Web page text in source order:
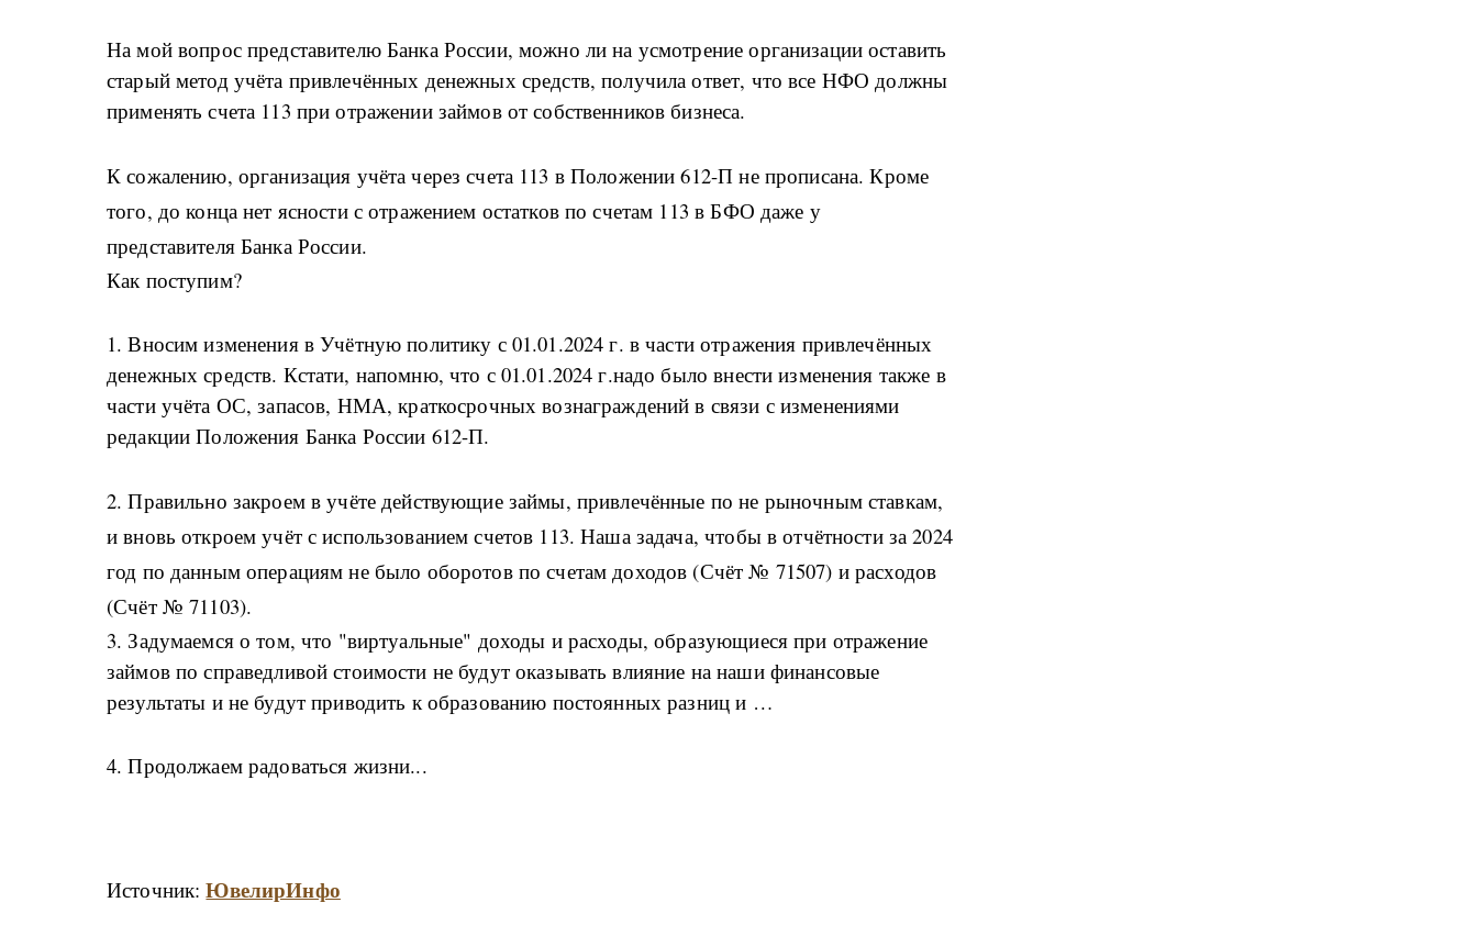
На мой вопрос представителю Банка России, можно ли на усмотрение организации оставить
старый метод учёта привлечённых денежных средств, получила ответ, что все НФО должны
применять счета 113 при отражении займов от собственников бизнеса.
К сожалению, организация учёта через счета 113 в Положении 612-П не прописана. Кроме
того, до конца нет ясности с отражением остатков по счетам 113 в БФО даже у
представителя Банка России.
Как поступим?
1. Вносим изменения в Учётную политику с 01.01.2024 г. в части отражения привлечённых
денежных средств. Кстати, напомню, что с 01.01.2024 г.надо было внести изменения также в
части учёта ОС, запасов, НМА, краткосрочных вознаграждений в связи с изменениями
редакции Положения Банка России 612-П.
2. Правильно закроем в учёте действующие займы, привлечённые по не рыночным ставкам,
и вновь откроем учёт с использованием счетов 113. Наша задача, чтобы в отчётности за 2024
год по данным операциям не было оборотов по счетам доходов (Счёт № 71507) и расходов
(Счёт № 71103).
3. Задумаемся о том, что "виртуальные" доходы и расходы, образующиеся при отражение
займов по справедливой стоимости не будут оказывать влияние на наши финансовые
результаты и не будут приводить к образованию постоянных разниц и …
4. Продолжаем радоваться жизни...
Источник:ЮвелирИнфо